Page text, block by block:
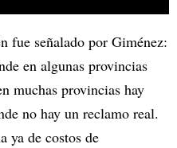
fue señalado por Giménez:
en algunas provincias
muchas provincias hay
no hay un reclamo real.
ya de costos de